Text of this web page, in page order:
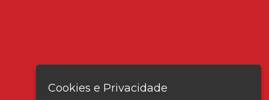
Cookies e Privacidade